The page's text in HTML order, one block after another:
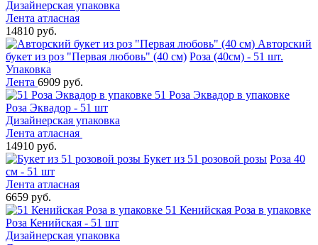
Дизайнерская упаковка
Лента атласная
14810 руб.
Авторский
букет из роз "Первая любовь" (40 см) Роза (40см) - 51 шт.
Упаковка
Лента 6909 руб.
51 Роза Эквадор в упаковке
Роза Эквадор - 51 шт
Дизайнерская упаковка
Лента атласная
14910 руб.
Букет из 51 розовой розы Роза 40
см - 51 шт
Лента атласная
6659 руб.
51 Кенийская Роза в упаковке
Роза Кенийская - 51 шт
Дизайнерская упаковка